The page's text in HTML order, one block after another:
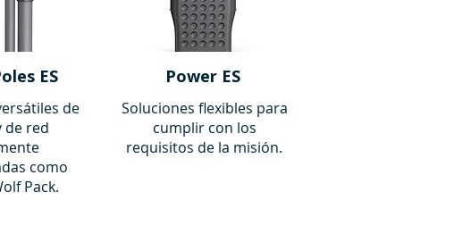
ES
de
de red
como
Pack.
Power ES
Soluciones flexibles para
cumplir con los
requisitos de la misión.